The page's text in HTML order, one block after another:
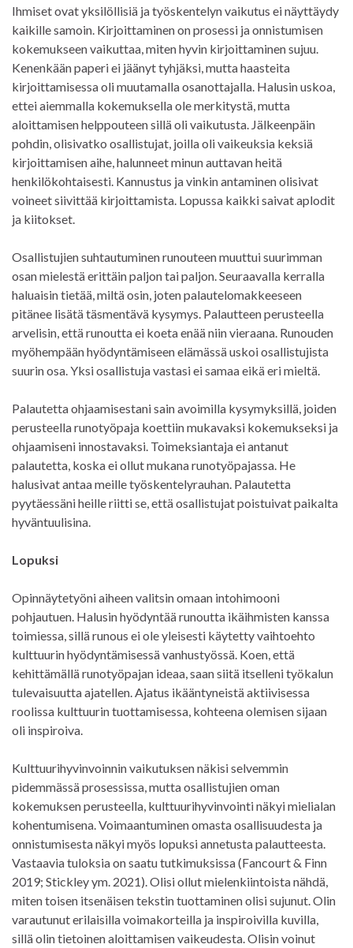
Ihmiset ovat yksilöllisiä ja työskentelyn vaikutus ei näyttäydy
kaikille samoin. Kirjoittaminen on prosessi ja onnistumisen
kokemukseen vaikuttaa, miten hyvin kirjoittaminen sujuu.
Kenenkään paperi ei jäänyt tyhjäksi, mutta haasteita
kirjoittamisessa oli muutamalla osanottajalla. Halusin uskoa,
ettei aiemmalla kokemuksella ole merkitystä, mutta
aloittamisen helppouteen sillä oli vaikutusta. Jälkeenpäin
pohdin, olisivatko osallistujat, joilla oli vaikeuksia keksiä
kirjoittamisen aihe, halunneet minun auttavan heitä
henkilökohtaisesti. Kannustus ja vinkin antaminen olisivat
voineet siivittää kirjoittamista. Lopussa kaikki saivat aplodit
ja kiitokset.
Osallistujien suhtautuminen runouteen muuttui suurimman
osan mielestä erittäin paljon tai paljon. Seuraavalla kerralla
haluaisin tietää, miltä osin, joten palautelomakkeeseen
pitänee lisätä täsmentävä kysymys. Palautteen perusteella
arvelisin, että runoutta ei koeta enää niin vieraana. Runouden
myöhempään hyödyntämiseen elämässä uskoi osallistujista
suurin osa. Yksi osallistuja vastasi ei samaa eikä eri mieltä.
Palautetta ohjaamisestani sain avoimilla kysymyksillä, joiden
perusteella runotyöpaja koettiin mukavaksi kokemukseksi ja
ohjaamiseni innostavaksi. Toimeksiantaja ei antanut
palautetta, koska ei ollut mukana runotyöpajassa. He
halusivat antaa meille työskentelyrauhan. Palautetta
pyytäessäni heille riitti se, että osallistujat poistuivat paikalta
hyväntuulisina.
Lopuksi
Opinnäytetyöni aiheen valitsin omaan intohimooni
pohjautuen. Halusin hyödyntää runoutta ikäihmisten kanssa
toimiessa, sillä runous ei ole yleisesti käytetty vaihtoehto
kulttuurin hyödyntämisessä vanhustyössä. Koen, että
kehittämällä runotyöpajan ideaa, saan siitä itselleni työkalun
tulevaisuutta ajatellen. Ajatus ikääntyneistä aktiivisessa
roolissa kulttuurin tuottamisessa, kohteena olemisen sijaan
oli inspiroiva.
Kulttuurihyvinvoinnin vaikutuksen näkisi selvemmin
pidemmässä prosessissa, mutta osallistujien oman
kokemuksen perusteella, kulttuurihyvinvointi näkyi mielialan
kohentumisena. Voimaantuminen omasta osallisuudesta ja
onnistumisesta näkyi myös lopuksi annetusta palautteesta.
Vastaavia tuloksia on saatu tutkimuksissa (Fancourt & Finn
2019; Stickley ym. 2021). Olisi ollut mielenkiintoista nähdä,
miten toisen itsenäisen tekstin tuottaminen olisi sujunut. Olin
varautunut erilaisilla voimakorteilla ja inspiroivilla kuvilla,
sillä olin tietoinen aloittamisen vaikeudesta. Olisin voinut